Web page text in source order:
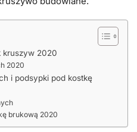
kruszyw 2020
2020
i podsypki pod kostkę
brukową 2020